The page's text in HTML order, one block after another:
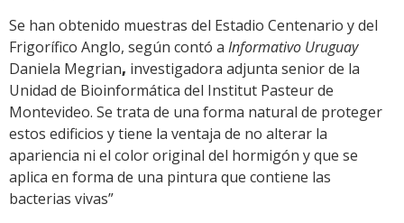
Se han obtenido muestras del Estadio Centenario y del
Frigorífico Anglo, según contó a Informativo Uruguay
Daniela Megrian, investigadora adjunta senior de la
Unidad de Bioinformática del Institut Pasteur de
Montevideo. Se trata de una forma natural de proteger
estos edificios y tiene la ventaja de no alterar la
apariencia ni el color original del hormigón y que se
aplica en forma de una pintura que contiene las
bacterias vivas”